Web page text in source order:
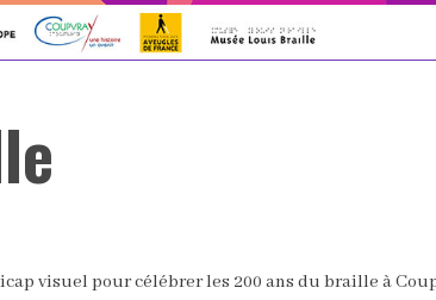
visuel pour célébrer les 200 ans du braille à